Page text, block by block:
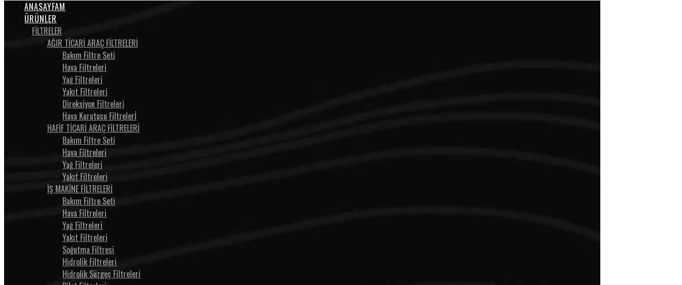
ANASAYFAM
ÜRÜNLER
FİLTRELER
AĞIR TİCARİ ARAÇ FİLTRELERİ
Bakım Filtre Seti
Hava Filtreleri
Yağ Filtreleri
Yakıt Filtreleri
Direksiyon Filtreleri
Hava Kurutucu Filtrelerİ
HAFİF TİCARİ ARAÇ FİLTRELERİ
Bakım Filtre Seti
Hava Filtreleri
Yağ Filtreleri
Yakıt Filtreleri
İŞ MAKİNE FİLTRELERİ
Bakım Filtre Seti
Hava Filtreleri
Yağ Filtreleri
Yakıt Filtreleri
Soğutma Filtresi
Hidrolik Filtreleri
Hidrolik Süzgeç Filtreleri